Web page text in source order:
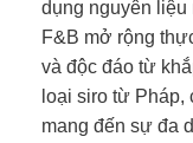
dụng nguyên
F&B mở rộng
và độc đáo từ
loại siro từ
mang đến sự đa